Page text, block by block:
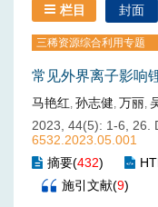
栏目 封面
三稀资源综合利用专题
常见外界离子影响
马艳红, 孙志健, 万丽,
2023, 44(5): 1-6, 26.
6532.2023.05.001
摘要(432)
施引文献(9)